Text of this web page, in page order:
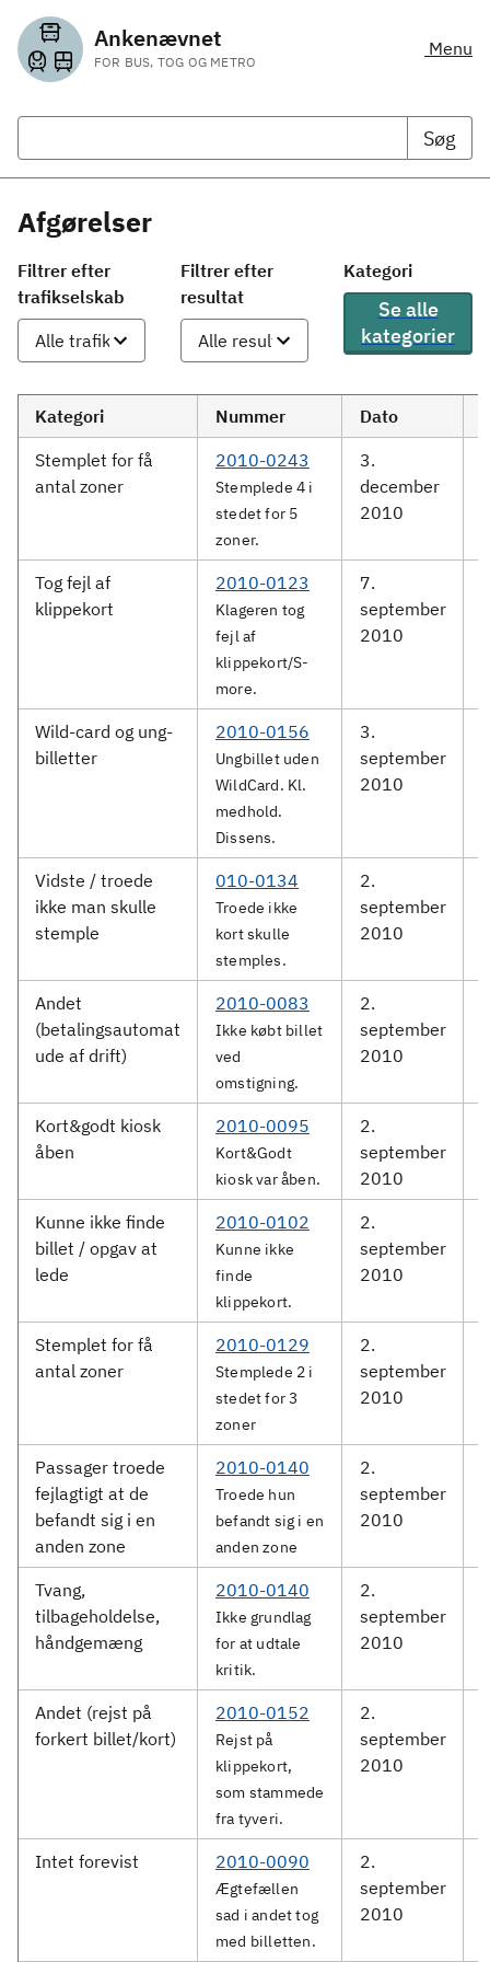
Ankenævnet
FOR BUS, TOG OG METRO
Menu
Søg
Afgørelser
Filtrer efter
trafikselskab
Filtrer efter
resultat
Kategori
Se alle
kategorier
Kategori Nummer Dato
Stemplet for få
antal zoner
2010-0243
Stemplede 4 i
stedet for 5
zoner.
3.
december
2010
Tog fejl af
klippekort
2010-0123
Klageren tog
fejl af
klippekort/S-
more.
7.
september
2010
Wild-card og ung-
billetter
2010-0156
Ungbillet uden
WildCard. Kl.
medhold.
Dissens.
3.
september
2010
Vidste / troede
ikke man skulle
stemple
010-0134
Troede ikke
kort skulle
stemples.
2.
september
2010
Andet
(betalingsautomat
ude af drift)
2010-0083
Ikke købt billet
ved
omstigning.
2.
september
2010
Kort&godt kiosk
åben
2010-0095
Kort&Godt
kiosk var åben.
2.
september
2010
Kunne ikke finde
billet / opgav at
lede
2010-0102
Kunne ikke
finde
klippekort.
2.
september
2010
Stemplet for få
antal zoner
2010-0129
Stemplede 2 i
stedet for 3
zoner
2.
september
2010
Passager troede
fejlagtigt at de
befandt sig i en
anden zone
2010-0140
Troede hun
befandt sig i en
anden zone
2.
september
2010
Tvang,
tilbageholdelse,
håndgemæng
2010-0140
Ikke grundlag
for at udtale
kritik.
2.
september
2010
Andet (rejst på
forkert billet/kort)
2010-0152
Rejst på
klippekort,
som stammede
fra tyveri.
2.
september
2010
Intet forevist 2010-0090
Ægtefællen
sad i andet tog
med billetten.
2.
september
2010